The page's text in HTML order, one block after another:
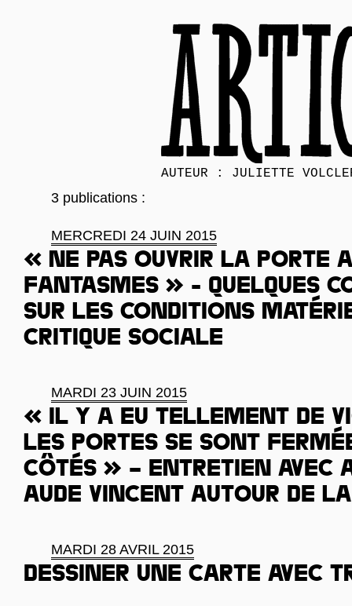
AUTEUR : JULIETTE
3 publications :
MERCREDI 24 JUIN 2015
« Ne pas ouvrir la porte
fantasmes » - Quelques
sur les conditions
critique sociale
MARDI 23 JUIN 2015
« Il y a eu tellement de
les portes se sont
côtés » – Entretien avec
Aude Vincent autour de la
MARDI 28 AVRIL 2015
Dessiner une carte avec